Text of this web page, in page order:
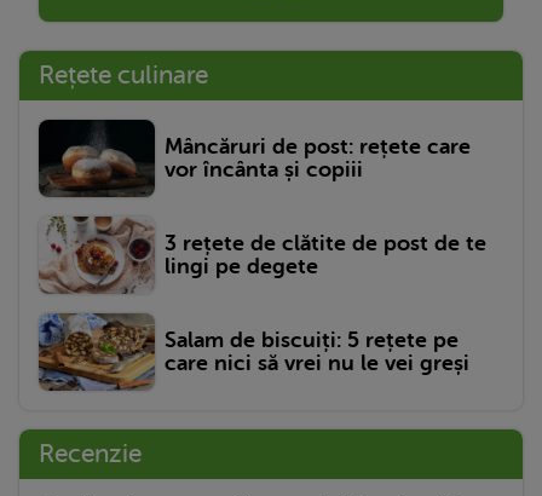
Rețete culinare
Mâncăruri de post: rețete care
vor încânta și copiii
3 rețete de clătite de post de te
lingi pe degete
Salam de biscuiți: 5 rețete pe
care nici să vrei nu le vei greși
Recenzie